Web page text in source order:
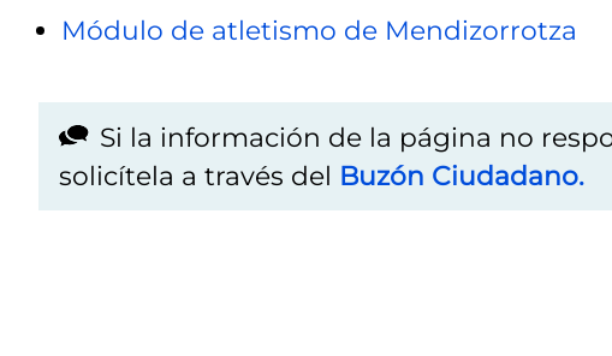
Módulo de atletismo de Mendizorrotza
Si la información de la página no
solicítela a través del Buzón Ciudadano.